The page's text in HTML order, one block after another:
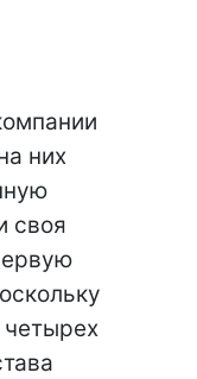
них
своя
четырех